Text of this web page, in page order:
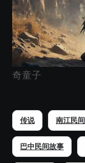
奇童子
传说 南江民
巴中民间故事